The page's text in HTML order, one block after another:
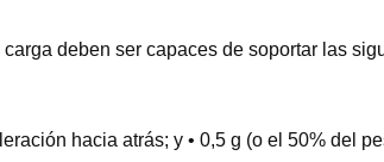
deben ser capaces de soportar las
hacia atrás; y • 0,5 g (o el 50% del